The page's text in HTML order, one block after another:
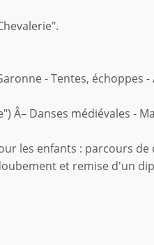
- Tentes, échoppes
Â– Danses médiévales -
les enfants : parcours de
et remise d'un